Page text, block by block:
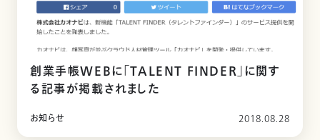
創業手帳WEBに「TALENT FINDER」に関す
る記事が掲載されました
お知らせ 2018.08.28